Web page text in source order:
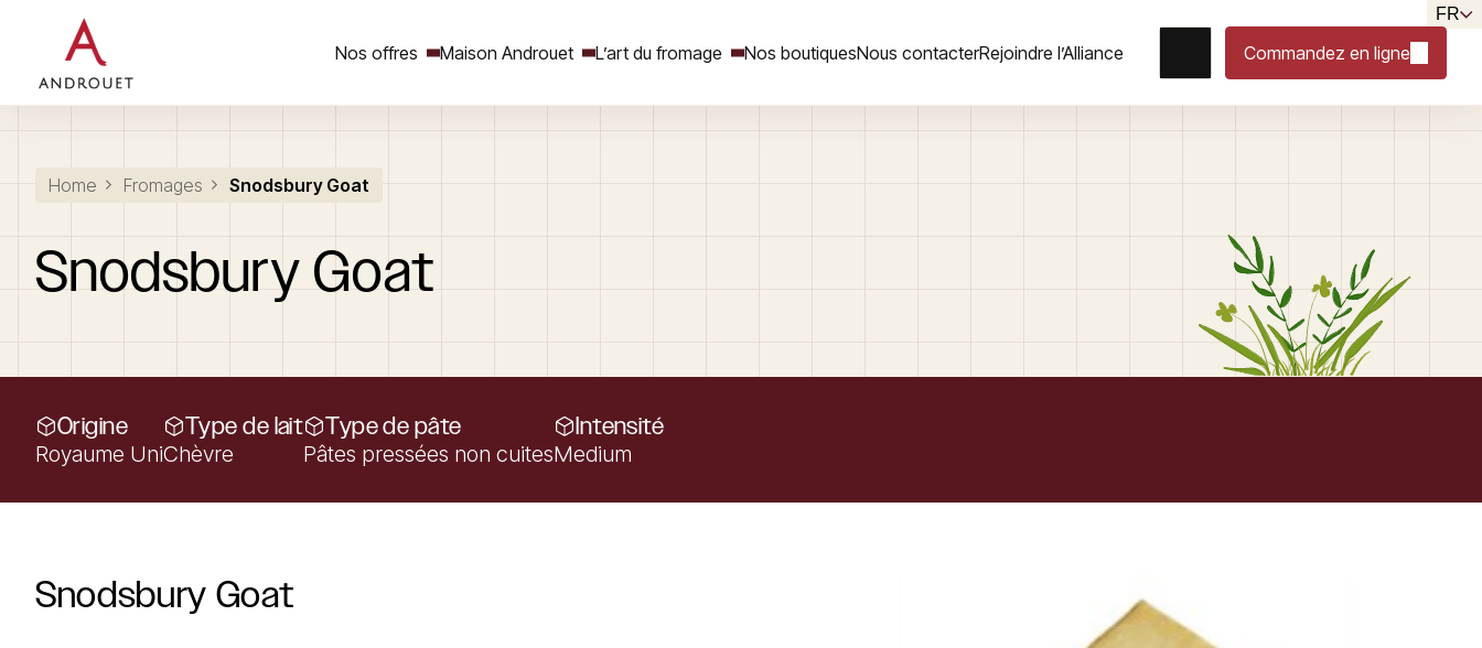
Nos offres Maison Androuet L’art du fromage Nos boutiquesNous contacterRejoindre l’Alliance Commandez en ligne
FR
Rechercher un mot clé
Home Fromages Snodsbury Goat
Snodsbury Goat
Origine
Royaume Uni
Type de lait
Chèvre
Type de pâte
Pâtes pressées non cuites
Intensité
Medium
Snodsbury Goat